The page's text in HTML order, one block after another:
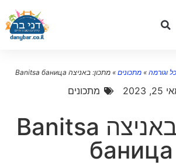
»מתכונים»מתכון: באניצה Banitsa баница
מתכונים
מתכון: באניצה Banitsa
баница